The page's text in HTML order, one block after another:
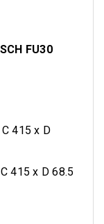
FU30
415 x D
415 x D 68.5